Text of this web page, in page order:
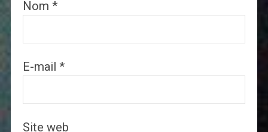
Nom *
E-mail *
Site web